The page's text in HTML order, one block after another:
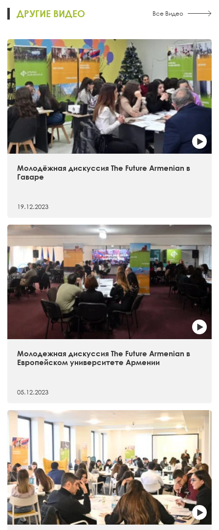
ДРУГИЕ ВИДЕО Все Видео
Молодёжная дискуссия The Future Armenian в
Гаваре
19.12.2023
Молодежная дискуссия The Future Armenian в
Европейском университете Армении
05.12.2023